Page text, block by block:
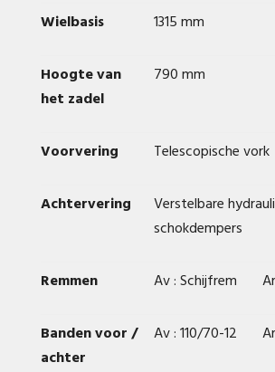
Wielbasis 1315 mm
Hoogte van
het zadel
790 mm
Voorvering Telescopische vork
Achtervering
Verstelbare
schokdempers
Remmen Av : Schijfrem
Banden voor /
achter
Av : 110/70-12